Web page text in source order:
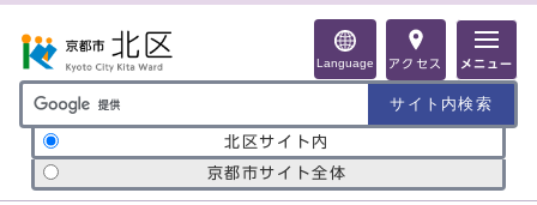
Language アクセス メニュー
サイト内検索の範囲
北区サイト内
京都市サイト全体